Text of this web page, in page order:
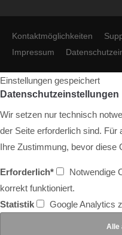
Kontaktmöglichkeiten
Impressum
Einstellungen gespeichert
Datenschutzeinstellungen
Wir setzen nur technisch
der Seite erforderlich sind. Für
Ihre Zustimmung, bevor diese
Erforderlich*
Notwendige
korrekt funktioniert.
Statistik
Google Analytics